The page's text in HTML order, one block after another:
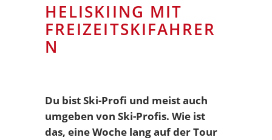
HELISKIING MIT
FREIZEITSKIFAHRER
N
Du bist Ski-Profi und meist auch
umgeben von Ski-Profis. Wie ist
das, eine Woche lang auf der Tour